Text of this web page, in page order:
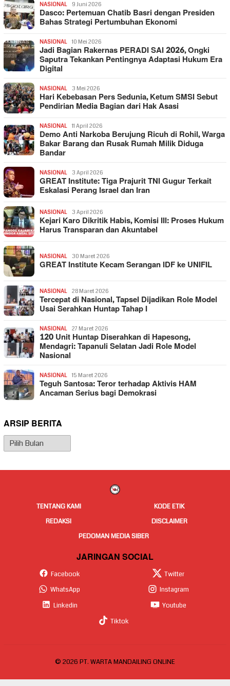
NASIONAL 9 Juni 2026
Dasco: Pertemuan Chatib Basri dengan Presiden
Bahas Strategi Pertumbuhan Ekonomi
NASIONAL 10 Mei 2026
Jadi Bagian Rakernas PERADI SAI 2026, Ongki
Saputra Tekankan Pentingnya Adaptasi Hukum Era
Digital
NASIONAL 3 Mei 2026
Hari Kebebasan Pers Sedunia, Ketum SMSI Sebut
Pendirian Media Bagian dari Hak Asasi
NASIONAL 11 April 2026
Demo Anti Narkoba Berujung Ricuh di Rohil, Warga
Bakar Barang dan Rusak Rumah Milik Diduga
Bandar
NASIONAL 3 April 2026
GREAT Institute: Tiga Prajurit TNI Gugur Terkait
Eskalasi Perang Israel dan Iran
NASIONAL 3 April 2026
Kejari Karo Dikritik Habis, Komisi III: Proses Hukum
Harus Transparan dan Akuntabel
NASIONAL 30 Maret 2026
GREAT Institute Kecam Serangan IDF ke UNIFIL
NASIONAL 28 Maret 2026
Tercepat di Nasional, Tapsel Dijadikan Role Model
Usai Serahkan Huntap Tahap I
NASIONAL 27 Maret 2026
120 Unit Huntap Diserahkan di Hapesong,
Mendagri: Tapanuli Selatan Jadi Role Model
Nasional
NASIONAL 15 Maret 2026
Teguh Santosa: Teror terhadap Aktivis HAM
Ancaman Serius bagi Demokrasi
ARSIP BERITA
Arsip
Berita
TENTANG KAMI
KODE ETIK
REDAKSI
DISCLAIMER
PEDOMAN MEDIA SIBER
JARINGAN SOCIAL
Facebook
Twitter
WhatsApp
Instagram
Linkedin
Youtube
Tiktok
© 2026 PT. WARTA MANDAILING ONLINE